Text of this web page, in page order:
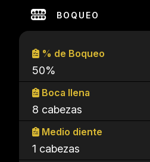
BOQUEO
% de Boqueo
50%
Boca llena
8 cabezas
Medio diente
1 cabezas